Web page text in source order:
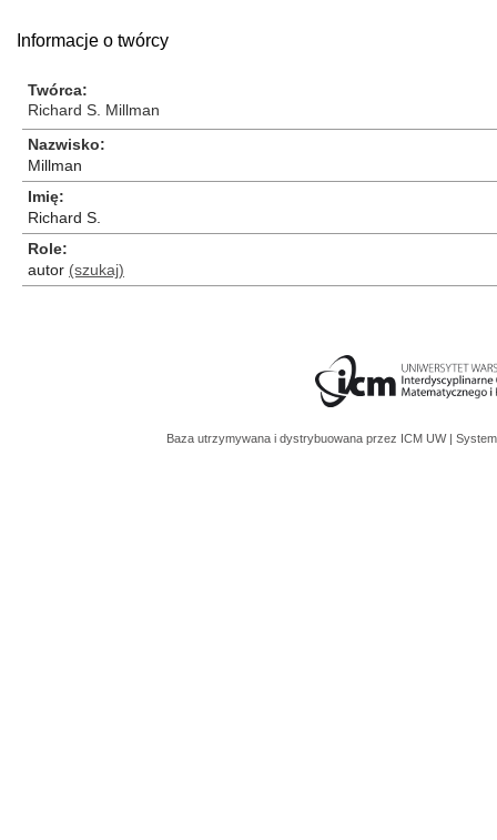
Informacje o twórcy
Twórca
Richard S. Millman
Nazwisko
Millman
Imię
Richard S.
Role
autor (szukaj)
Baza utrzymywana i dystrybuowana przez ICM UW |